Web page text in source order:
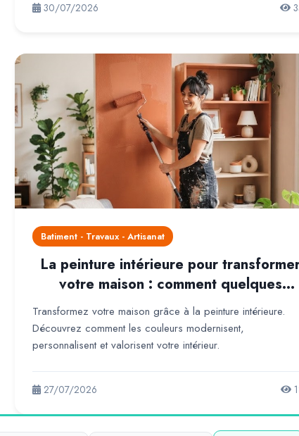
30/07/2026
Batiment - Travaux - Artisanat
La peinture intérieure pour
votre maison : comment quelques
couleurs peuvent métamorphoser
intérieur
Transformez votre maison grâce à la peinture intérieure.
Découvrez comment les couleurs modernisent,
personnalisent et valorisent votre intérieur.
27/07/2026